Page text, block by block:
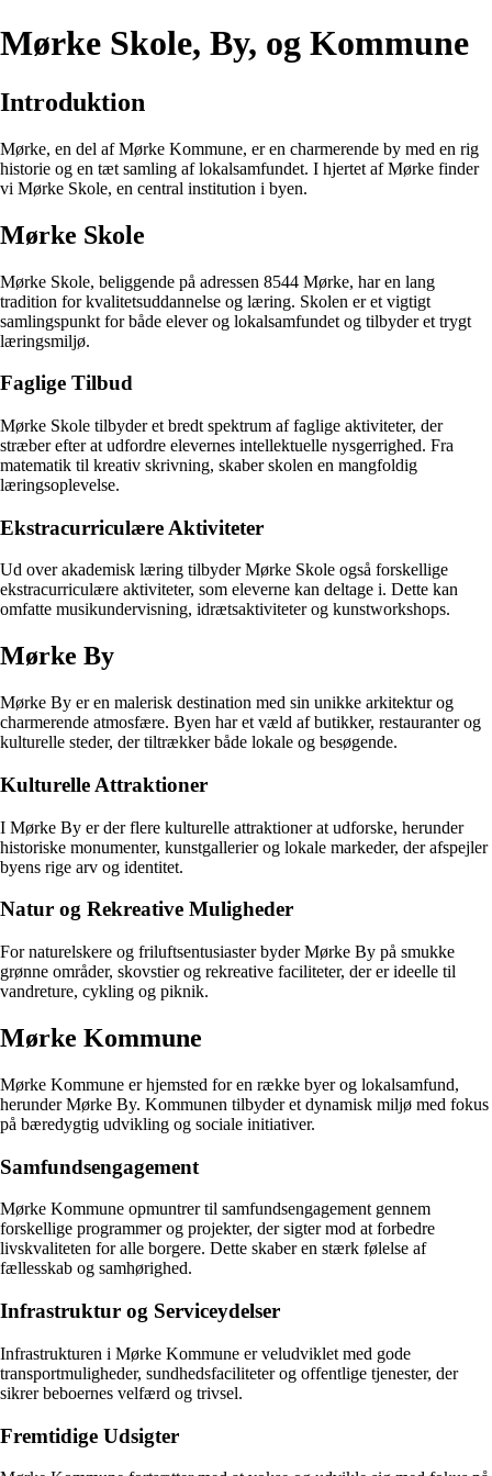
Mørke Skole, By, og Kommune
Introduktion
Mørke, en del af Mørke Kommune, er en charmerende by med en rig
historie og en tæt samling af lokalsamfundet. I hjertet af Mørke finder
vi Mørke Skole, en central institution i byen.
Mørke Skole
Mørke Skole, beliggende på adressen 8544 Mørke, har en lang
tradition for kvalitetsuddannelse og læring. Skolen er et vigtigt
samlingspunkt for både elever og lokalsamfundet og tilbyder et trygt
læringsmiljø.
Faglige Tilbud
Mørke Skole tilbyder et bredt spektrum af faglige aktiviteter, der
stræber efter at udfordre elevernes intellektuelle nysgerrighed. Fra
matematik til kreativ skrivning, skaber skolen en mangfoldig
læringsoplevelse.
Ekstracurriculære Aktiviteter
Ud over akademisk læring tilbyder Mørke Skole også forskellige
ekstracurriculære aktiviteter, som eleverne kan deltage i. Dette kan
omfatte musikundervisning, idrætsaktiviteter og kunstworkshops.
Mørke By
Mørke By er en malerisk destination med sin unikke arkitektur og
charmerende atmosfære. Byen har et væld af butikker, restauranter og
kulturelle steder, der tiltrækker både lokale og besøgende.
Kulturelle Attraktioner
I Mørke By er der flere kulturelle attraktioner at udforske, herunder
historiske monumenter, kunstgallerier og lokale markeder, der afspejler
byens rige arv og identitet.
Natur og Rekreative Muligheder
For naturelskere og friluftsentusiaster byder Mørke By på smukke
grønne områder, skovstier og rekreative faciliteter, der er ideelle til
vandreture, cykling og piknik.
Mørke Kommune
Mørke Kommune er hjemsted for en række byer og lokalsamfund,
herunder Mørke By. Kommunen tilbyder et dynamisk miljø med fokus
på bæredygtig udvikling og sociale initiativer.
Samfundsengagement
Mørke Kommune opmuntrer til samfundsengagement gennem
forskellige programmer og projekter, der sigter mod at forbedre
livskvaliteten for alle borgere. Dette skaber en stærk følelse af
fællesskab og samhørighed.
Infrastruktur og Serviceydelser
Infrastrukturen i Mørke Kommune er veludviklet med gode
transportmuligheder, sundhedsfaciliteter og offentlige tjenester, der
sikrer beboernes velfærd og trivsel.
Fremtidige Udsigter